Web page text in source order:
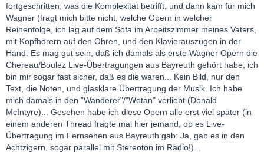
fortgeschritten, was die Komplexität betrifft, und dann kam für mich
Wagner (fragt mich bitte nicht, welche Opern in welcher
Reihenfolge, ich lag auf dem Sofa im Arbeitszimmer meines Vaters,
mit Kopfhörern auf den Ohren, und den Klavierauszügen in der
Hand. Es mag gut sein, daß ich damals als erste Wagner Opern die
Chereau/Boulez Live-Übertragungen aus Bayreuth gehört habe, ich
bin mir sogar fast sicher, daß es die waren... Kein Bild, nur den
Text, die Noten, und glasklare Übertragung der Musik. Ich habe
mich damals in den "Wanderer"/"Wotan" verliebt (Donald
McIntyre)... Gesehen habe ich diese Opern alle erst viel später (in
einem anderen Thread fragte mal hier jemand, ob es Live-
Übertragung im Fernsehen aus Bayreuth gab: Ja, gab es in den
Achtzigern, sogar parallel mit Stereoton im Radio!)...